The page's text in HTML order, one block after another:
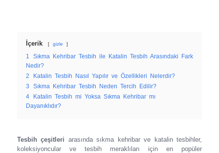
İçerik gizle
1
Sıkma Kehribar Tesbih ile Katalin Tesbih Arasındaki Fark
Nedir?
2
Katalin Tesbih Nasıl Yapılır ve Özellikleri Nelerdir?
3
Sıkma Kehribar Tesbih Neden Tercih Edilir?
4
Katalin Tesbih mi Yoksa Sıkma Kehribar mı
Dayanıklıdır?
Tesbih çeşitleri arasında sıkma kehribar ve katalin tesbihler,
koleksiyoncular ve tesbih meraklıları için en popüler